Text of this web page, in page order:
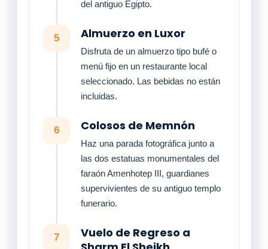
del antiguo Egipto.
5 Almuerzo en Luxor
Disfruta de un almuerzo tipo bufé o
menú fijo en un restaurante local
seleccionado. Las bebidas no están
incluidas.
6 Colosos de Memnón
Haz una parada fotográfica junto a
las dos estatuas monumentales del
faraón Amenhotep III, guardianes
supervivientes de su antiguo templo
funerario.
7
Vuelo de Regreso a